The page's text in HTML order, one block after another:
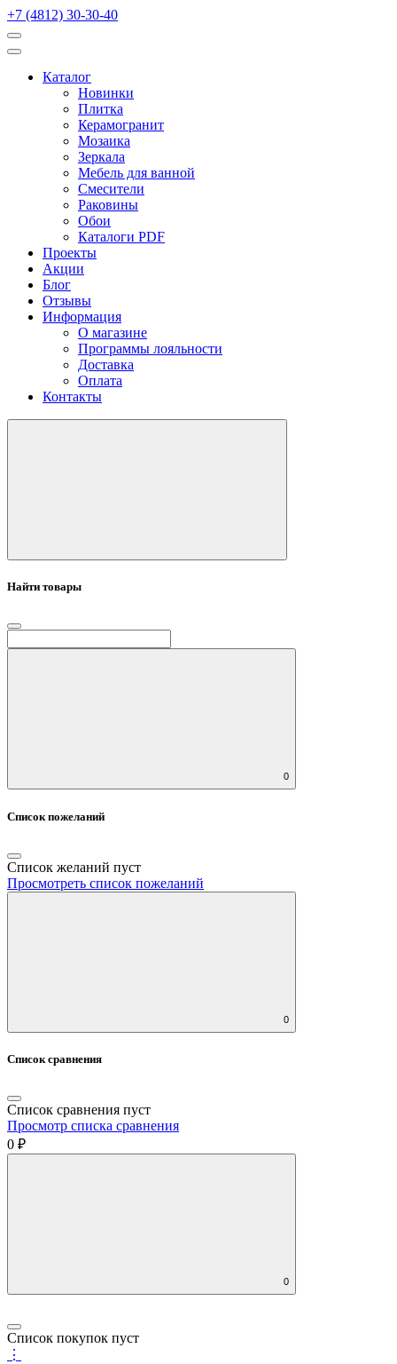
+7 (4812) 30-30-40
Каталог
Новинки
Плитка
Керамогранит
Мозаика
Зеркала
Мебель для ванной
Смесители
Раковины
Обои
Каталоги PDF
Проекты
Акции
Блог
Отзывы
Информация
О магазине
Программы лояльности
Доставка
Оплата
Контакты
Найти товары
0
Список пожеланий
Список желаний пуст
Просмотреть список пожеланий
0
Список сравнения
Список сравнения пуст
Просмотр списка сравнения
0 ₽
0
Список покупок пуст
⋮